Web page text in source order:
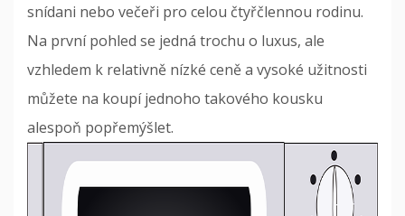
snídani nebo večeři pro celou čtyřčlennou rodinu.
Na první pohled se jedná trochu o luxus, ale
vzhledem k relativně nízké ceně a vysoké užitnosti
můžete na koupí jednoho takového kousku
alespoň popřemýšlet.